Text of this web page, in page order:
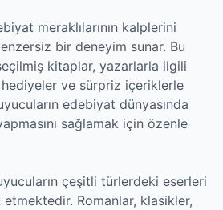
meraklılarının kalplerini
bir deneyim sunar. Bu
kitaplar, yazarlarla ilgili
ve sürpriz içeriklerle
edebiyat dünyasında
sağlamak için özenle
çeşitli türlerdeki eserleri
Romanlar, klasikler,